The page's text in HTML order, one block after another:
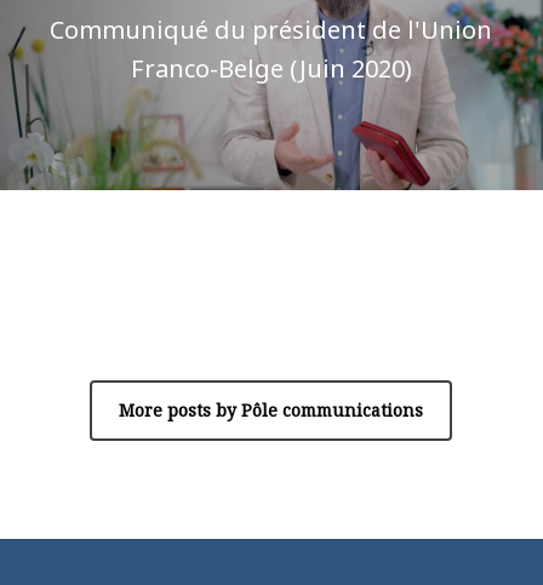
Communiqué du président de l'Union
Franco-Belge (Juin 2020)
More posts by Pôle communications